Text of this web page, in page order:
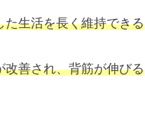
た生活を長く維持できる
改善され、背筋が伸びる